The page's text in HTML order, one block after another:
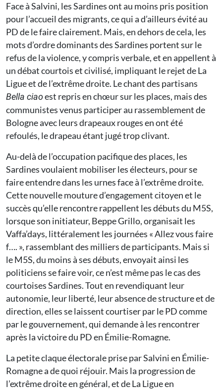
Face à Salvini, les Sardines ont au moins pris position
pour l’accueil des migrants, ce qui a d’ailleurs évité au
PD de le faire clairement. Mais, en dehors de cela, les
mots d’ordre dominants des Sardines portent sur le
refus de la violence, y compris verbale, et en appellent à
un débat courtois et civilisé, impliquant le rejet de La
Ligue et de l’extrême droite. Le chant des partisans
Bella ciaoest repris en chœur sur les places, mais des
communistes venus participer au rassemblement de
Bologne avec leurs drapeaux rouges en ont été
refoulés, le drapeau étant jugé trop clivant.
Au-delà de l’occupation pacifique des places, les
Sardines voulaient mobiliser les électeurs, pour se
faire entendre dans les urnes face à l’extrême droite.
Cette nouvelle mouture d’engagement citoyen et le
succès qu’elle rencontre rappellent les débuts du M5S,
lorsque son initiateur, Beppe Grillo, organisait les
Vaffa’days, littéralement les journées « Allez vous faire
f…. », rassemblant des milliers de participants. Mais si
le M5S, du moins à ses débuts, envoyait ainsi les
politiciens se faire voir, ce n’est même pas le cas des
courtoises Sardines. Tout en revendiquant leur
autonomie, leur liberté, leur absence de structure et de
direction, elles se laissent courtiser par le PD comme
par le gouvernement, qui demande à les rencontrer
après la victoire du PD en Émilie-Romagne.
La petite claque électorale prise par Salvini en Émilie-
Romagne a de quoi réjouir. Mais la progression de
l’extrême droite en général, et de La Ligue en